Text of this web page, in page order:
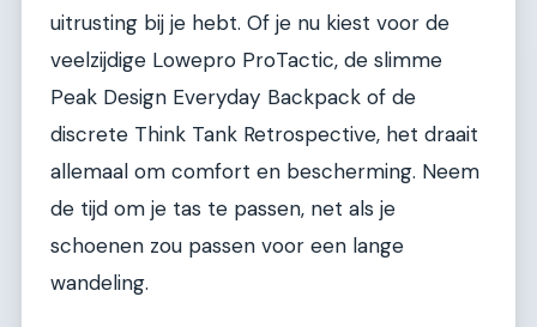
uitrusting bij je hebt. Of je nu kiest voor de
veelzijdige Lowepro ProTactic, de slimme
Peak Design Everyday Backpack of de
discrete Think Tank Retrospective, het draait
allemaal om comfort en bescherming. Neem
de tijd om je tas te passen, net als je
schoenen zou passen voor een lange
wandeling.